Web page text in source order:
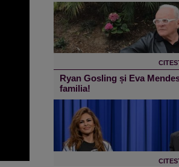
Ryan Gosling și Eva
familia!